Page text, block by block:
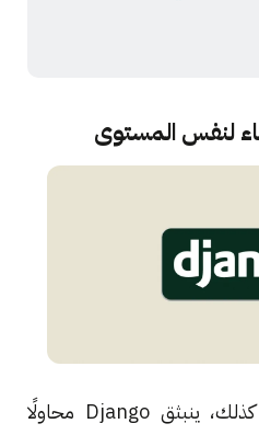
في تقنيات الـ Back End كذلك، ينبثق Django محاولًا